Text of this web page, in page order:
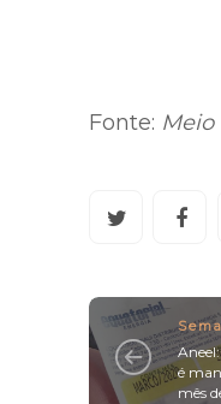
Fonte: Meio
é
mês